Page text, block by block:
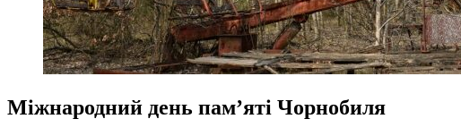
Міжнародний день пам’яті Чорнобиля